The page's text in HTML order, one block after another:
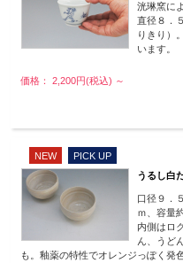
洸琳窯に
直径８．
りきり）
います。
価格： 2,200円(税込) ～
NEW
PICK UP
うるし白
口径９．
ｍ、容量
内側はロ
ん、うど
も。釉薬の特性でオレンジっぽく発